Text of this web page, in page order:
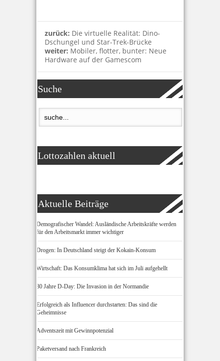
zurück: Die virtuelle Realität: Dino-
Dschungel und Star-Trek-Brücke
weiter: Mobiler, flotter, bunter: Neue
Hardware auf der Gamescom
Suche
Lottozahlen aktuell
Aktuelle Beiträge
Demografischer Wandel: Ausländische Arbeitskräfte werden
für den Arbeitsmarkt immer wichtiger
Drogen: In Deutschland steigt der Kokain-Konsum
Wirtschaft: Das Konsumklima hat sich im Juli aufgehellt
80 Jahre D-Day: Die Invasion in der Normandie
Erfolgreich als Influencer durchstarten: Das sind die
Geheimnisse
Adventszeit mit Gewinnpotenzial
Paketversand nach Frankreich